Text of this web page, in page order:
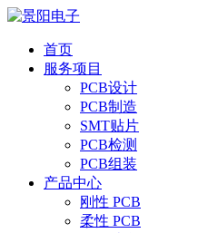
首页
服务项目
PCB设计
PCB制造
SMT贴片
PCB检测
PCB组装
产品中心
刚性 PCB
柔性 PCB